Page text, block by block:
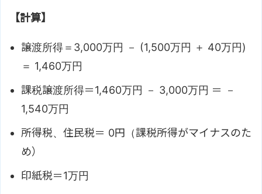
【計算】
譲渡所得＝3,000万円 － (1,500万円 ＋ 40万円)
＝ 1,460万円
課税譲渡所得＝1,460万円 － 3,000万円 ＝ －
1,540万円
所得税、住民税＝ 0円（課税所得がマイナスのた
め）
印紙税＝1万円